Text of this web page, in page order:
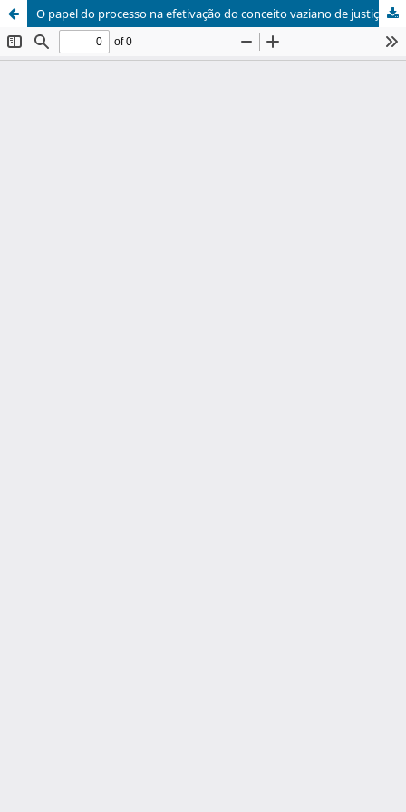
O papel do processo na efetivação do conceito vaziano de justiça